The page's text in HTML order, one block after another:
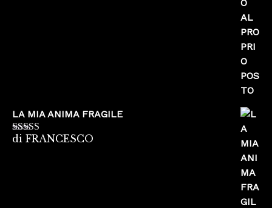
LA MIA ANIMA FRAGILE
Valutato5su
di FRANCESCO